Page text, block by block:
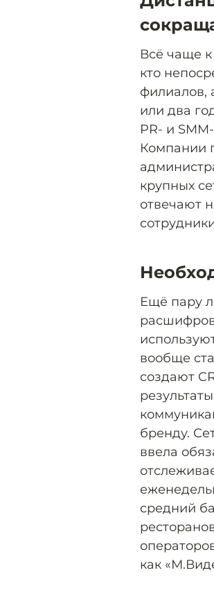
Всё чаще
кто
филиалов,
или два
PR- и
Компании
крупных
отвечают
Ещё пару
вообще
создают
бренду.
ввела
средний
как